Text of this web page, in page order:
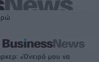
«Όνειρό μου να